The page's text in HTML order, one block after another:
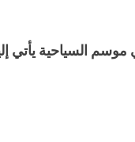
السياحية يأتي